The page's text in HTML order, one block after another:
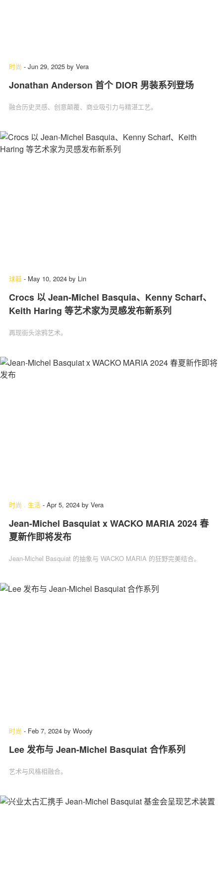
时尚 - Jun 29, 2025 by Vera
Jonathan Anderson 首个 DIOR 男装系列登场
融合历史灵感、创意颠覆、商业吸引力与精湛工艺。
球鞋 - May 10, 2024 by Lin
Crocs 以 Jean-Michel Basquia、Kenny Scharf、
Keith Haring 等艺术家为灵感发布新系列
再现街头涂鸦艺术。
时尚 . 生活 - Apr 5, 2024 by Vera
Jean-Michel Basquiat x WACKO MARIA 2024 春
夏新作即将发布
Jean-Michel Basquiat 的抽象与 WACKO MARIA 的狂野完美结合。
时尚 - Feb 7, 2024 by Woody
Lee 发布与 Jean-Michel Basquiat 合作系列
艺术与风格相融合。